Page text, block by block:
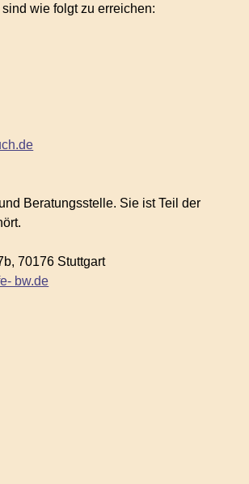
wie folgt zu erreichen:
Beratungsstelle. Sie ist Teil der
70176 Stuttgart
bw.de